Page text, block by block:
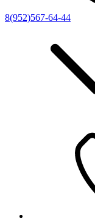
8(952)567-64-44